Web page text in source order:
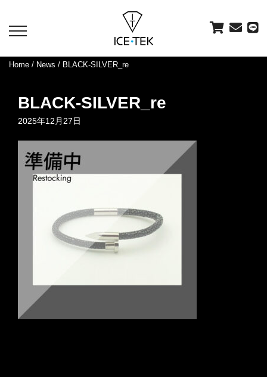
toggle
Home / News / BLACK-SILVER_re
BLACK-SILVER_re
2025年12月27日